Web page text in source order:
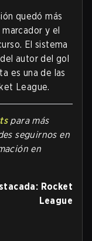
quedó más
y el
El sistema
autor del gol
es una de las
League.
para más
seguirnos en
en
Rocket
League